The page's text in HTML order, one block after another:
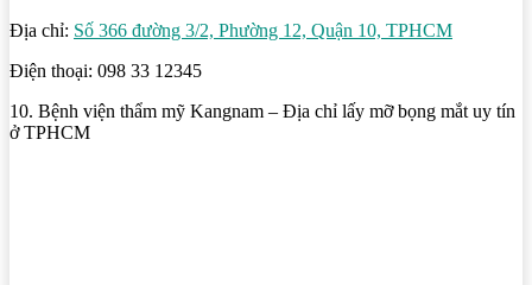
Địa chỉ: Số 366 đường 3/2, Phường 12, Quận 10, TPHCM
Điện thoại: 098 33 12345
10. Bệnh viện thẩm mỹ Kangnam – Địa chỉ lấy mỡ bọng mắt uy tín
ở TPHCM